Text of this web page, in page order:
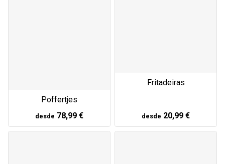
Poffertjes
desde 78,99 €
Fritadeiras
desde 20,99 €